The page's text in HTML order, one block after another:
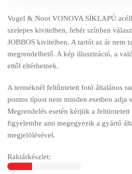
Vogel & Noot VONOVA SÍKLAPÚ
szelepes kivitelben, fehér színben
JOBBOS kivitelben. A tartót az ár nem
megrendelhető. A kép illusztráció, a
ettől eltérhetnek.
A terméknél feltűntetett fotó általános
pontos típust nem minden esetben adja
Megrendelés esetén kérjük a
figyelembe ami megegyezik a gyártó
megjelölésével.
Raktárkészlet: